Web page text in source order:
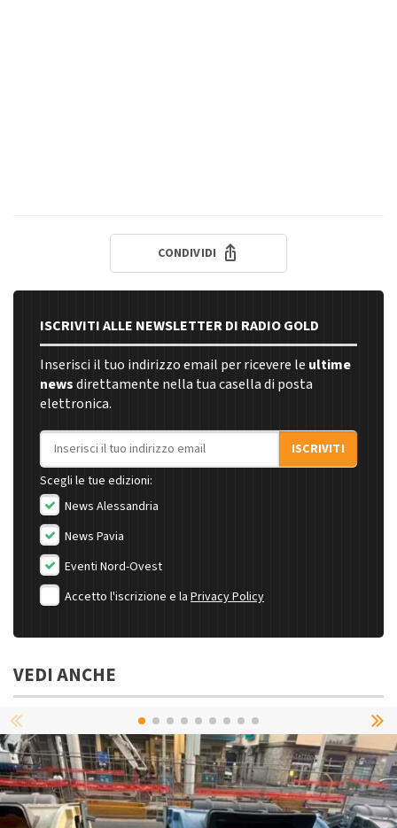
CONDIVIDI
ISCRIVITI ALLE NEWSLETTER DI RADIO GOLD
Inserisci il tuo indirizzo email per ricevere le ultime
newsdirettamente nella tua casella di posta
elettronica.
Indirizzo email
ISCRIVITI
Scegli le tue edizioni:
News Alessandria
News Pavia
Eventi Nord-Ovest
Accetto l'iscrizione e la Privacy Policy
VEDI ANCHE